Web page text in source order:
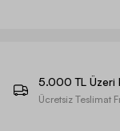
5.000 TL Üzeri
Ücretsiz Teslimat